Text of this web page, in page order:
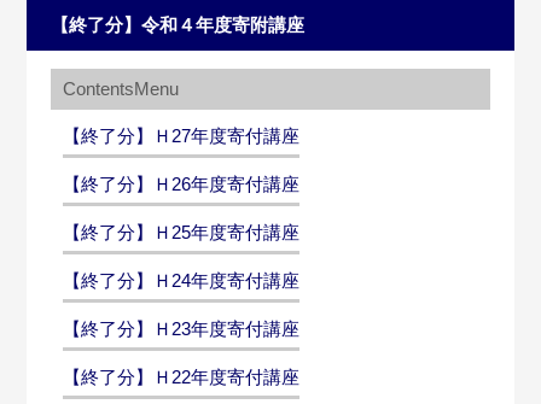
【終了分】令和４年度寄附講座
【終了分】Ｈ27年度寄付講座
【終了分】Ｈ26年度寄付講座
【終了分】Ｈ25年度寄付講座
【終了分】Ｈ24年度寄付講座
【終了分】Ｈ23年度寄付講座
【終了分】Ｈ22年度寄付講座